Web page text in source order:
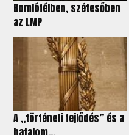
Bomlófélben, szétesőben
az LMP
A „történeti fejlődés” és a